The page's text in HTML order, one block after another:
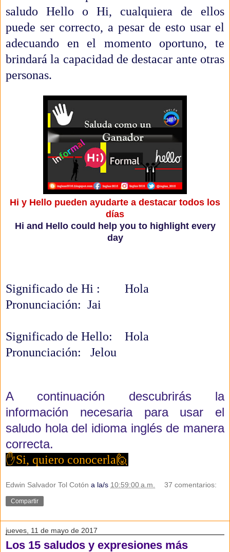
saludo Hello o Hi, cualquiera de ellos
puede ser correcto, a pesar de esto usar el
adecuando en el momento oportuno, te
brindará la capacidad de destacar ante otras
personas.
Hi y Hello pueden ayudarte a destacar todos los
días
Hi and Hello could help you to highlight every
day
Significado de Hi : Hola
Pronunciación: Jai
Significado de Hello: Hola
Pronunciación: Jelou
A continuación descubrirás la
información necesaria para usar el
saludo hola del idioma inglés de manera
correcta.
✋Si, quiero conocerla🙋
Edwin Salvador Tol Cotón a la/s 10:59:00 a.m. 37 comentarios:
Compartir
jueves, 11 de mayo de 2017
Los 15 saludos y expresiones más